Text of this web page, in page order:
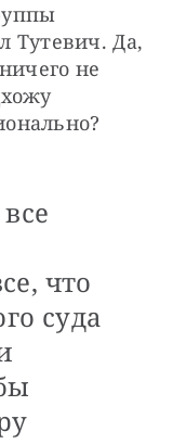
Тутевич. Да,
не
что
суда